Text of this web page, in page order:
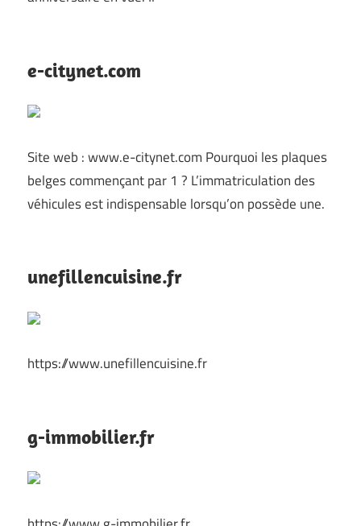
e-citynet.com
Site web : www.e-citynet.com Pourquoi les plaques
belges commençant par 1 ? L’immatriculation des
véhicules est indispensable lorsqu’on possède une.
unefillencuisine.fr
https://www.unefillencuisine.fr
g-immobilier.fr